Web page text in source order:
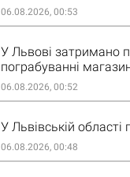
06.08.2026, 00:53
У Львові затримано
пограбуванні
06.08.2026, 00:52
У Львівській області
06.08.2026, 00:48